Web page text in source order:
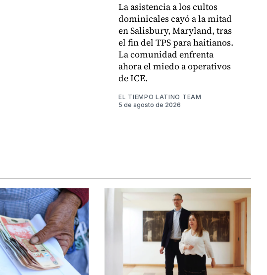
La asistencia a los cultos
dominicales cayó a la mitad
en Salisbury, Maryland, tras
el fin del TPS para haitianos.
La comunidad enfrenta
ahora el miedo a operativos
de ICE.
EL TIEMPO LATINO TEAM
5 de agosto de 2026